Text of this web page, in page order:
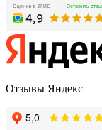
Отзывы Яндекс